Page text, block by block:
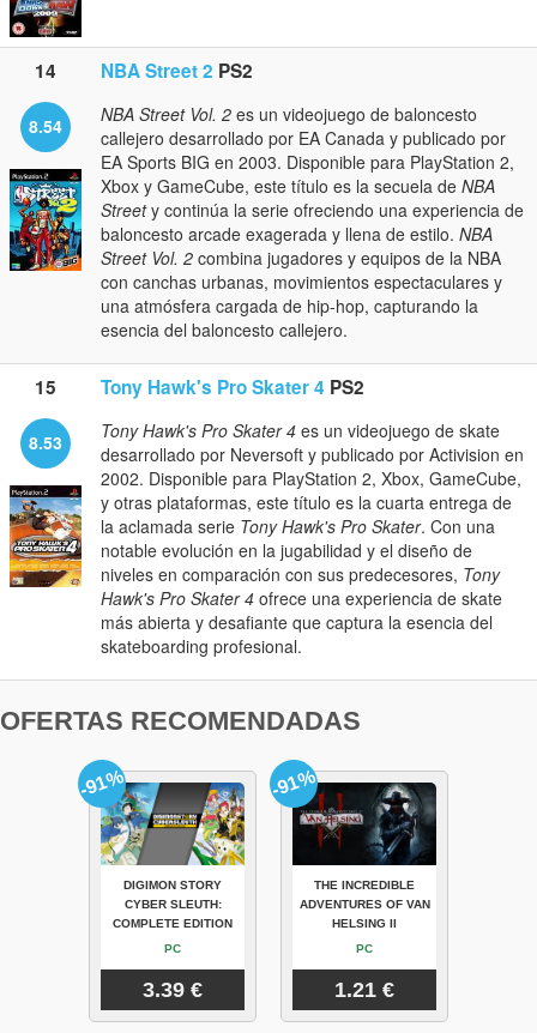
14 NBA Street 2 PS2
8.54 NBA Street Vol. 2 es un videojuego de baloncesto
callejero desarrollado por EA Canada y publicado por
EA Sports BIG en 2003. Disponible para PlayStation 2,
Xbox y GameCube, este título es la secuela de NBA
Streety continúa la serie ofreciendo una experiencia de
baloncesto arcade exagerada y llena de estilo. NBA
Street Vol. 2 combina jugadores y equipos de la NBA
con canchas urbanas, movimientos espectaculares y
una atmósfera cargada de hip-hop, capturando la
esencia del baloncesto callejero.
15 Tony Hawk's Pro Skater 4 PS2
8.53 Tony Hawk's Pro Skater 4 es un videojuego de skate
desarrollado por Neversoft y publicado por Activision en
2002. Disponible para PlayStation 2, Xbox, GameCube,
y otras plataformas, este título es la cuarta entrega de
la aclamada serie Tony Hawk's Pro Skater. Con una
notable evolución en la jugabilidad y el diseño de
niveles en comparación con sus predecesores, Tony
Hawk's Pro Skater 4 ofrece una experiencia de skate
más abierta y desafiante que captura la esencia del
skateboarding profesional.
OFERTAS RECOMENDADAS
DIGIMON STORY
CYBER SLEUTH:
COMPLETE EDITION
PC
3.39 €
-91%
THE INCREDIBLE
ADVENTURES OF VAN
HELSING II
PC
1.21 €
-91%